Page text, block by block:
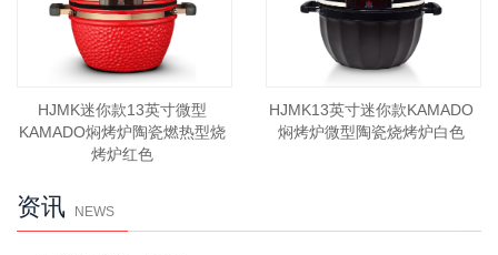
HJMK迷你款13英寸微型
KAMADO焖烤炉陶瓷燃热型烧
烤炉红色
HJMK13英寸迷你款KAMADO
焖烤炉微型陶瓷烧烤炉白色
资讯 NEWS